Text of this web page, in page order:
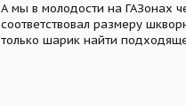
А мы в молодости на ГАЗонах
соответствовал размеру
только шарик найти